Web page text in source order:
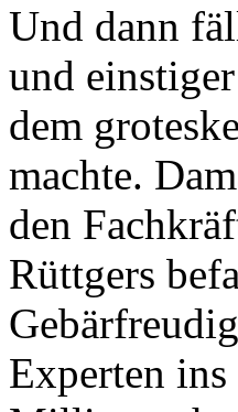
Und dann
und
dem
machte.
den
Rüttgers
Experten